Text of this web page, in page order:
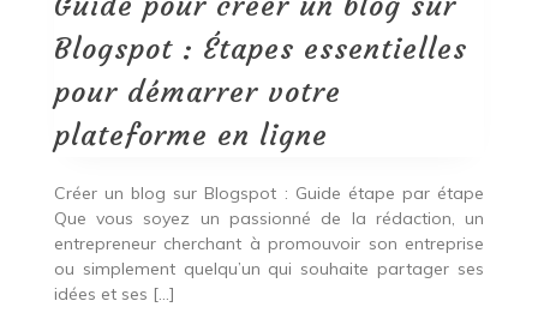
Blogspot
Étapes
en
ligne
Blogspot : Étapes essentielles
pour démarrer votre
plateforme en ligne
Créer un blog sur Blogspot : Guide étape par étape
Que vous soyez un passionné de la rédaction, un
entrepreneur cherchant à promouvoir son entreprise
ou simplement quelqu’un qui souhaite partager ses
idées et ses […]